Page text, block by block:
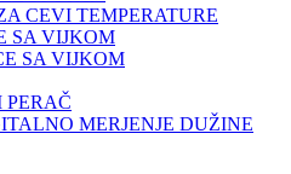
CEVI TEMPERATURE
SA VIJKOM
SA VIJKOM
MERJENJE DUŽINE